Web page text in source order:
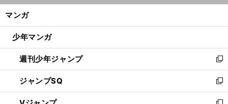
ン
ウ
開
く
マンガ
少年マンガ
週刊少年ジャンプ
新
し
い
ウ
ジャンプSQ
新
し